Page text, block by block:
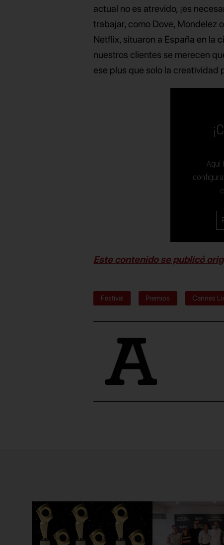
actual no es atrevido, ¡es
trabajar, como Dove, Mondelez
Netflix, situaron a España en la
nuestros clientes se merecen
ese plus que solo la creatividad
Aquí
Este contenido se publicó
Festival Premios Cannes